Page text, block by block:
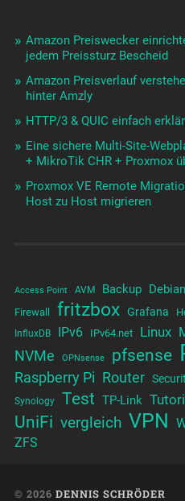
Amazon Preiswecker
jedem Preissturz Bescheid
Amazon Preisverlauf
hinter Amzly
HTTP/3 & QUIC einfach
Eine sichere Multi-Site-
+ MikroTik CHR + Proxmox
Proxmox VE Remote
Host zu Host migrieren
Access Point AVM Backup Debian
Firewall fritzbox Grafana
InfluxDB IPv6 IPv64.net Linux
NVMe OPNsense pfsense
Raspberry Pi Router
Synology Test TP-Link
UniFi vergleich VPN
ZFS
© 2026 DENNIS SCHRÖDER